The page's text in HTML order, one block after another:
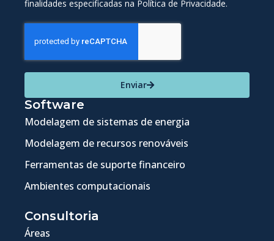
finalidades especificadas na Política de Privacidade.
Enviar
Software
Modelagem de sistemas de energia
Modelagem de recursos renováveis
Ferramentas de suporte financeiro
Ambientes computacionais
Consultoria
Áreas